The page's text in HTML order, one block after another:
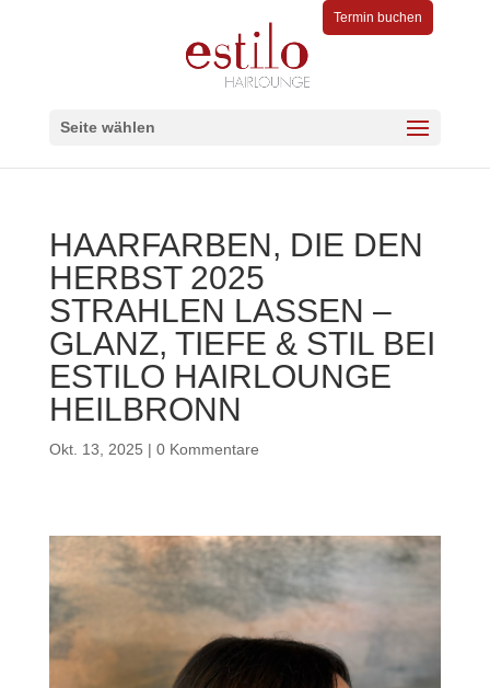
Termin buchen
Seite wählen
HAARFARBEN, DIE DEN
HERBST 2025
STRAHLEN LASSEN –
GLANZ, TIEFE & STIL BEI
ESTILO HAIRLOUNGE
HEILBRONN
Okt. 13, 2025 | 0 Kommentare